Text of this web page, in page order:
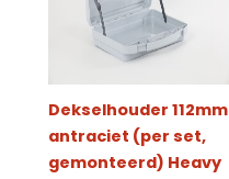
Dekselhouder 112mm
antraciet (per set,
gemonteerd) Heavy